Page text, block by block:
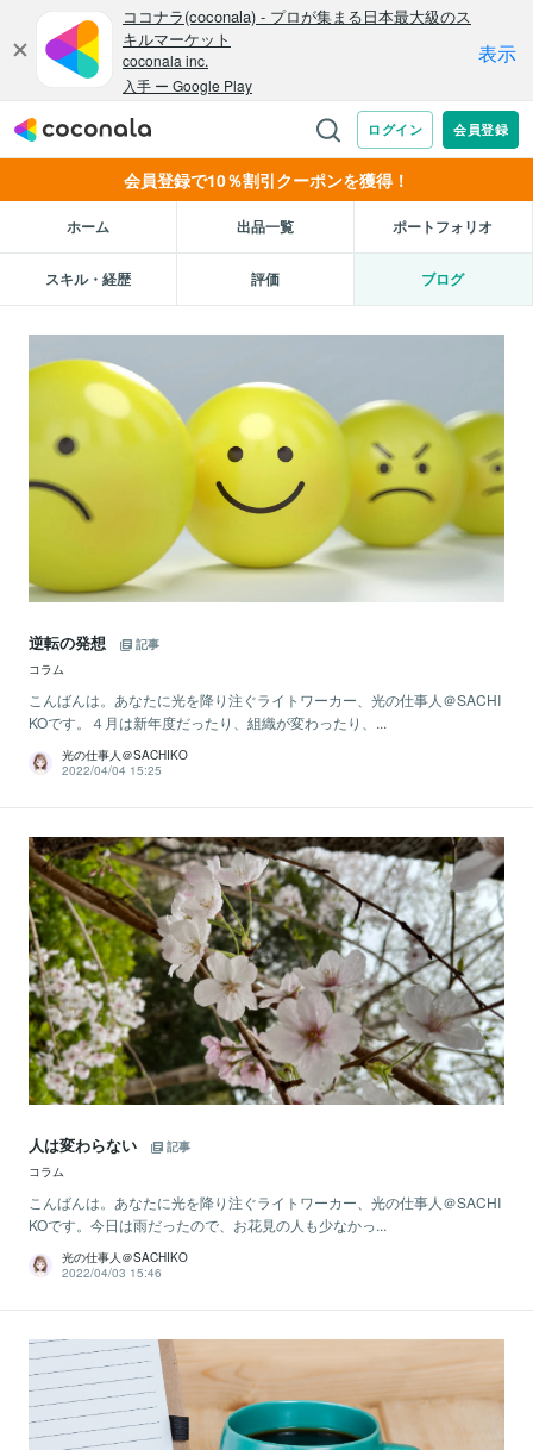
会員登録で10％割引クーポンを獲得！
ホーム 出品一覧 ポートフォリオ
スキル・経歴 評価 ブログ
逆転の発想
記事
コラム
こんばんは。あなたに光を降り注ぐライトワーカー、光の仕事人＠SACHI
KOです。４月は新年度だったり、組織が変わったり、...
光の仕事人＠SACHIKO
2022/04/04 15:25
人は変わらない
記事
コラム
こんばんは。あなたに光を降り注ぐライトワーカー、光の仕事人＠SACHI
KOです。今日は雨だったので、お花見の人も少なかっ...
光の仕事人＠SACHIKO
2022/04/03 15:46